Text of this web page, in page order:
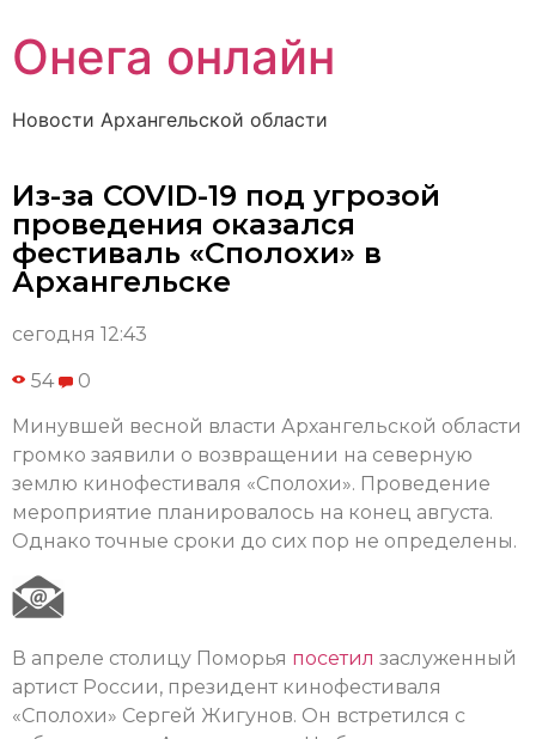
Онега онлайн
Новости Архангельской области
Из-за COVID-19 под угрозой
проведения оказался
фестиваль «Сполохи» в
Архангельске
сегодня 12:43
54 0
Минувшей весной власти Архангельской области
громко заявили о возвращении на северную
землю кинофестиваля «Сполохи». Проведение
мероприятие планировалось на конец августа.
Однако точные сроки до сих пор не определены.
В апреле столицу Поморья посетил заслуженный
артист России, президент кинофестиваля
«Сполохи» Сергей Жигунов. Он встретился с